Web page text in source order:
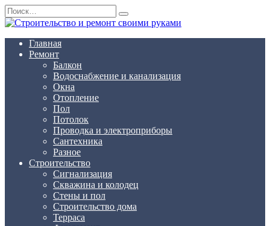
Перейти
к
содержанию
Search
for:
Главная
Ремонт
Балкон
Водоснабжение и канализация
Окна
Отопление
Пол
Потолок
Проводка и электроприборы
Сантехника
Разное
Строительство
Сигнализация
Скважина и колодец
Стены и пол
Строительство дома
Терраса